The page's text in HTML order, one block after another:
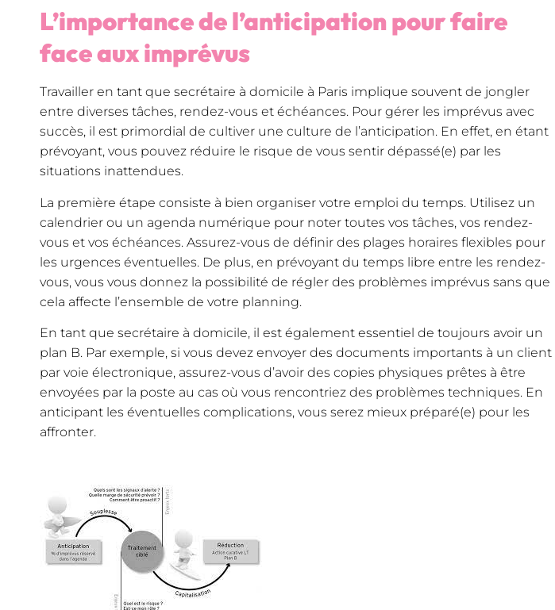
L’importance de l’anticipation pour faire
face aux imprévus
Travailler en tant que secrétaire à domicile à Paris implique souvent de jongler
entre diverses tâches, rendez-vous et échéances. Pour gérer les imprévus avec
succès, il est primordial de cultiver une culture de l’anticipation. En effet, en étant
prévoyant, vous pouvez réduire le risque de vous sentir dépassé(e) par les
situations inattendues.
La première étape consiste à bien organiser votre emploi du temps. Utilisez un
calendrier ou un agenda numérique pour noter toutes vos tâches, vos rendez-
vous et vos échéances. Assurez-vous de définir des plages horaires flexibles pour
les urgences éventuelles. De plus, en prévoyant du temps libre entre les rendez-
vous, vous vous donnez la possibilité de régler des problèmes imprévus sans que
cela affecte l’ensemble de votre planning.
En tant que secrétaire à domicile, il est également essentiel de toujours avoir un
plan B. Par exemple, si vous devez envoyer des documents importants à un client
par voie électronique, assurez-vous d’avoir des copies physiques prêtes à être
envoyées par la poste au cas où vous rencontriez des problèmes techniques. En
anticipant les éventuelles complications, vous serez mieux préparé(e) pour les
affronter.